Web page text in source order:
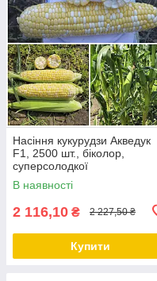
Насіння кукурудзи Акведук
F1, 2500 шт., біколор,
суперсолодкої
В наявності
2 116,10 ₴ 2 227,50 ₴
Купити